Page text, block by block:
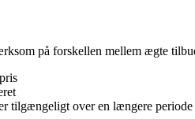
på forskellen mellem ægte
tilgængeligt over en længere periode